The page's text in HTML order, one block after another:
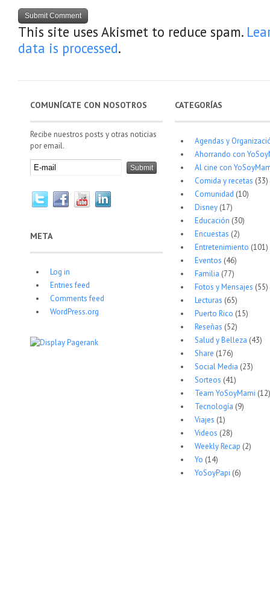
This site uses Akismet to reduce spam.
data is processed.
COMUNÍCATE CON NOSOTROS
Recibe nuestros posts y otras noticias
por email.
META
Log in
Entries feed
Comments feed
WordPress.org
CATEGORÍAS
Agendas y
Ahorrando con
Al cine con
Comida y recetas (33)
Comunidad (10)
Disney(17)
Educación (30)
Encuestas (2)
Entretenimiento (101)
Eventos (46)
Familia (77)
Fotos y Mensajes (55)
Lecturas (65)
Puerto Rico (15)
Reseñas (52)
Salud y Belleza (43)
Share (176)
Social Media (23)
Sorteos (41)
Team YoSoyMami (12)
Tecnología (9)
Viajes (1)
Videos (28)
Weekly Recap (2)
Yo (14)
YoSoyPapi (6)